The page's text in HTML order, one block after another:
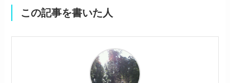
この記事を書いた人